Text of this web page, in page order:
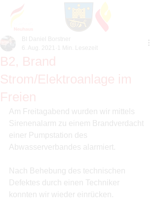
B2, Brand
Strom/Elektroanlage im
Freien
BI Daniel Borstner
6. Aug. 2021
1 Min. Lesezeit
Am Freitagabend wurden wir mittels
Sirenenalarm zu einem Brandverdacht
einer Pumpstation des
Abwasserverbandes alarmiert.
Nach Behebung des technischen
Defektes durch einen Techniker
konnten wir wieder einrücken.